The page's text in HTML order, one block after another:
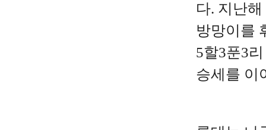
다. 지난
방망이를
5할3푼3
승세를 이